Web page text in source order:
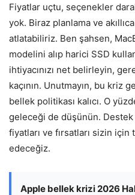
Fiyatlar uçtu, seçenekler
yok. Biraz planlama ve
atlatabiliriz. Ben şahsen,
modelini alıp harici SSD
ihtiyacınızı net belirleyin,
kaçının. Unutmayın, bu kriz
bellek politikası kalıcı. O
geleceği de düşünün.
fiyatları ve fırsatları sizin
edeceğiz.
Apple bellek krizi 2026